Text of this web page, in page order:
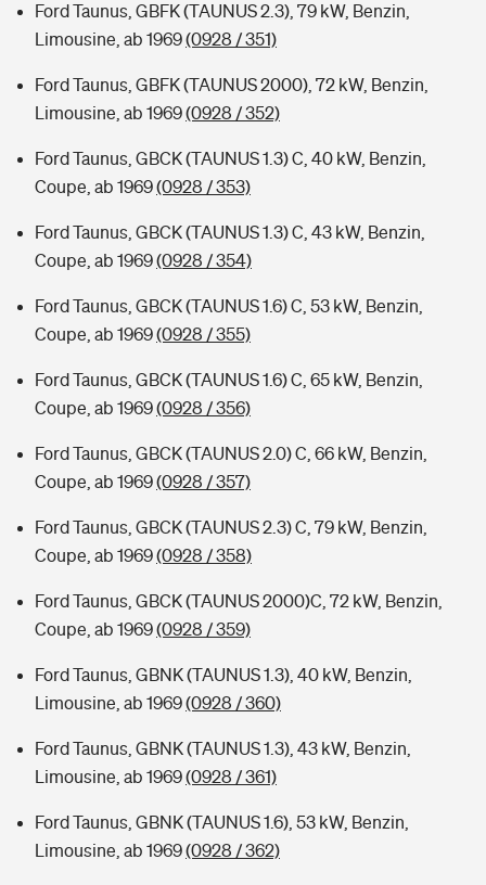
Ford Taunus, GBFK (TAUNUS 2.3), 79 kW, Benzin,
Limousine, ab 1969(0928 / 351)
Ford Taunus, GBFK (TAUNUS 2000), 72 kW, Benzin,
Limousine, ab 1969(0928 / 352)
Ford Taunus, GBCK (TAUNUS 1.3) C, 40 kW, Benzin,
Coupe, ab 1969(0928 / 353)
Ford Taunus, GBCK (TAUNUS 1.3) C, 43 kW, Benzin,
Coupe, ab 1969(0928 / 354)
Ford Taunus, GBCK (TAUNUS 1.6) C, 53 kW, Benzin,
Coupe, ab 1969(0928 / 355)
Ford Taunus, GBCK (TAUNUS 1.6) C, 65 kW, Benzin,
Coupe, ab 1969(0928 / 356)
Ford Taunus, GBCK (TAUNUS 2.0) C, 66 kW, Benzin,
Coupe, ab 1969(0928 / 357)
Ford Taunus, GBCK (TAUNUS 2.3) C, 79 kW, Benzin,
Coupe, ab 1969(0928 / 358)
Ford Taunus, GBCK (TAUNUS 2000)C, 72 kW, Benzin,
Coupe, ab 1969(0928 / 359)
Ford Taunus, GBNK (TAUNUS 1.3), 40 kW, Benzin,
Limousine, ab 1969(0928 / 360)
Ford Taunus, GBNK (TAUNUS 1.3), 43 kW, Benzin,
Limousine, ab 1969(0928 / 361)
Ford Taunus, GBNK (TAUNUS 1.6), 53 kW, Benzin,
Limousine, ab 1969(0928 / 362)